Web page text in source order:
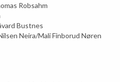
Robsahm
Bustnes
Neira/Mali Finborud Nøren